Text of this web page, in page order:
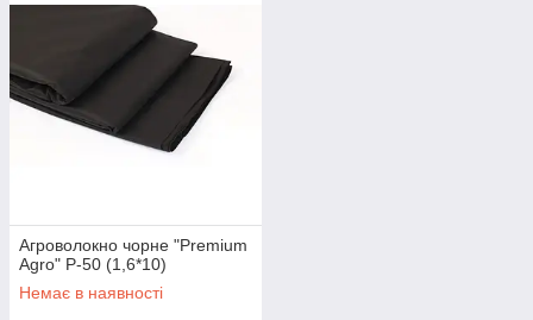
Агроволокно чорне "Premium
Agro" Р-50 (1,6*10)
Немає в наявності